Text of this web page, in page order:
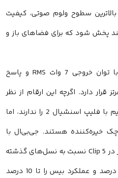
سطوح ولوم صوتی، کیفیت
پخش شود که برای فضاهای باز و
در طرف دیگر، اسپیکر Clip 5 با توان خروجی 7 وات RMS و پاسخ
هرتز تا 20 هزار هرتز قرار دارد. اگرچه این ارقام از نظر
قدرت صوتی توان رقابت مستقیم با فلیپ اسنشیال 2 را ندارند، اما
خیره‌کننده هستند. جی‌بی‌ال با
افزایش 40 درصدی قدرت درایور در Clip 5 نسبت به نسل‌های گذشته
توانسته حجم کلی صدا را تا 15 درصد و عملکرد بیس را تا 10 درصد